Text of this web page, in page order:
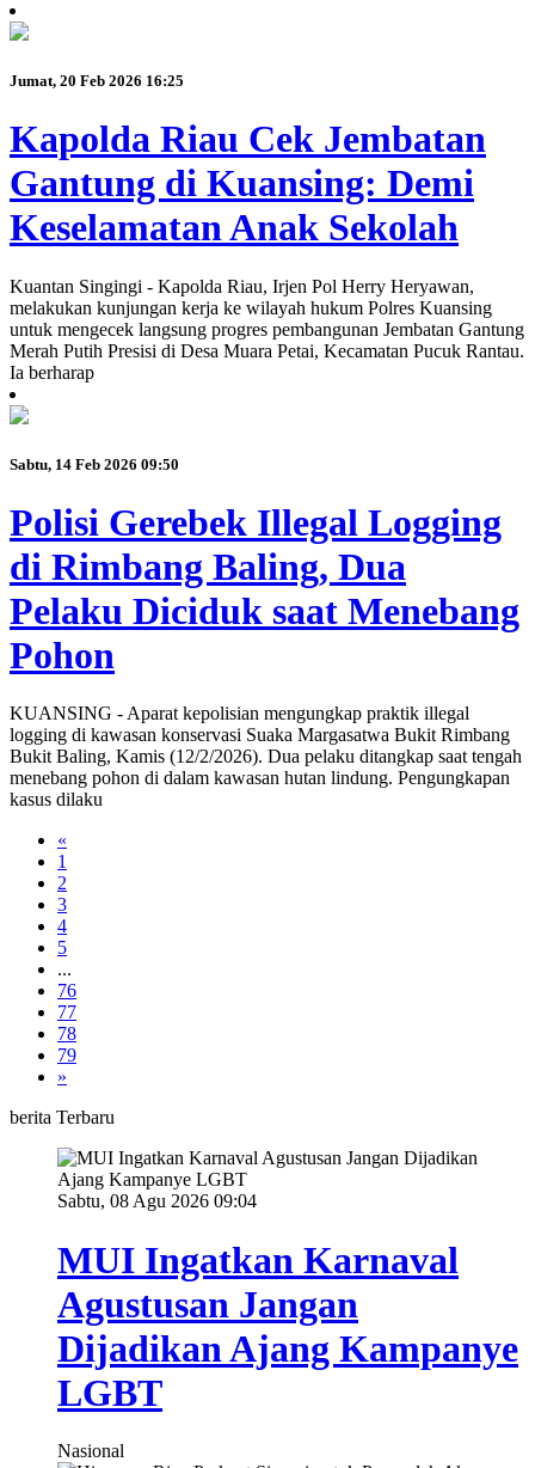
Jumat, 20 Feb 2026 16:25
Kapolda Riau Cek Jembatan
Gantung di Kuansing: Demi
Keselamatan Anak Sekolah
Kuantan Singingi - Kapolda Riau, Irjen Pol Herry Heryawan,
melakukan kunjungan kerja ke wilayah hukum Polres Kuansing
untuk mengecek langsung progres pembangunan Jembatan Gantung
Merah Putih Presisi di Desa Muara Petai, Kecamatan Pucuk Rantau.
Ia berharap
Sabtu, 14 Feb 2026 09:50
Polisi Gerebek Illegal Logging
di Rimbang Baling, Dua
Pelaku Diciduk saat Menebang
Pohon
KUANSING - Aparat kepolisian mengungkap praktik illegal
logging di kawasan konservasi Suaka Margasatwa Bukit Rimbang
Bukit Baling, Kamis (12/2/2026). Dua pelaku ditangkap saat tengah
menebang pohon di dalam kawasan hutan lindung. Pengungkapan
kasus dilaku
«
1
2
3
4
5
...
76
77
78
79
»
berita Terbaru
Sabtu, 08 Agu 2026 09:04
MUI Ingatkan Karnaval
Agustusan Jangan
Dijadikan Ajang Kampanye
LGBT
Nasional